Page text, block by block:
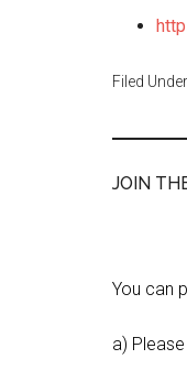
Filed
JOIN
You can
a)